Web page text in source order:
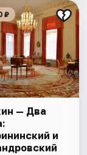
₽
— Два
и